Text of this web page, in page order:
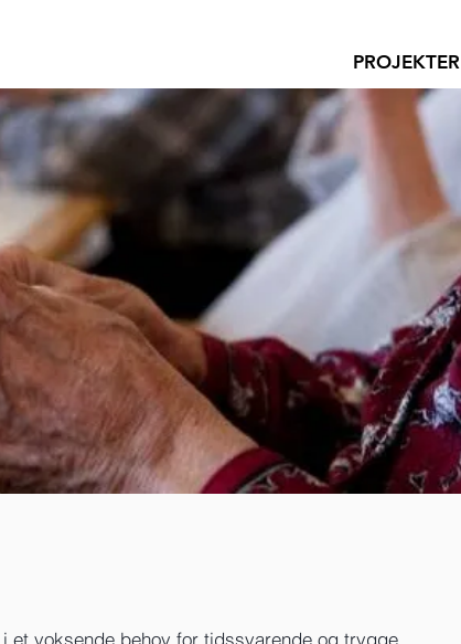
PROJEKTER
et voksende behov for tidssvarende og trygge